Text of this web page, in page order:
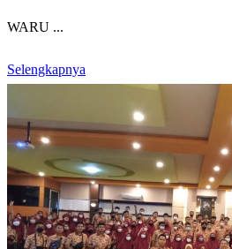
WARU ...
Selengkapnya